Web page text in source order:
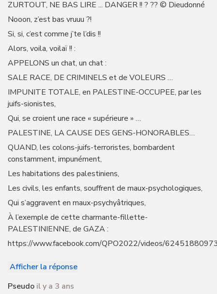
ZURTOUT, NE BAS LIRE ... DANGER !! ? ?? © Dieudonné
Nooon, z’est bas vruuu ?!
Si, si, c’est comme j’te l’dis !!
Alors, voila, voilaï !! :
APPELONS un chat, un chat :
SALE RACE, DE CRIMINELS et de VOLEURS …
IMPUNITE TOTALE, en PALESTINE-OCCUPEE, par les
juifs-sionistes,
Qui, se croient une race « supérieure » …
PALESTINE, LA CAUSE DES GENS-HONORABLES…
QUAND, les colons-juifs-terroristes, bombardent
constamment, impunément,
Les habitations des palestiniens,
Les civils, les enfants, souffrent de maux-psychologiques,
Qui s’aggravent en maux-psychyâtriques,
À l’exemple de cette charmante-fillette-
PALESTINIENNE, de GAZA :
https://www.facebook.com/QPO2022/videos/
Afficher la réponse
Pseudo il y a 3 ans